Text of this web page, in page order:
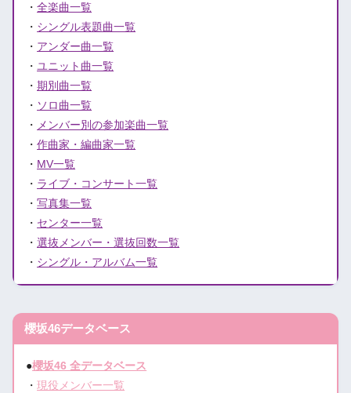
・全楽曲一覧
・ シングル表題曲一覧
・ アンダー曲一覧
・ ユニット曲一覧
・期別曲一覧
・ ソロ曲一覧
・ メンバー別の参加楽曲一覧
・作曲家・編曲家一覧
・ MV一覧
・ ライブ・コンサート一覧
・写真集一覧
・ センター一覧
・選抜メンバー・選抜回数一覧
・ シングル・アルバム一覧
櫻坂46データベース
●櫻坂46 全データベース
・現役メンバー一覧